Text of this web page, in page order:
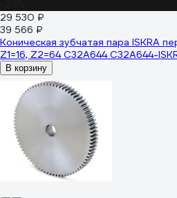
29 530 ₽
39 566 ₽
Коническая зубчатая пара ISKRA
Z1=16, Z2=64 C32A644 C32A644-
В корзину